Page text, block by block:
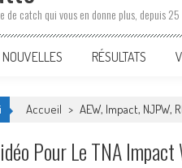
de catch qui vous en donne plus, depuis 25
NOUVELLES RÉSULTATS
Accueil > AEW, Impact, NJPW,
Pour Le TNA